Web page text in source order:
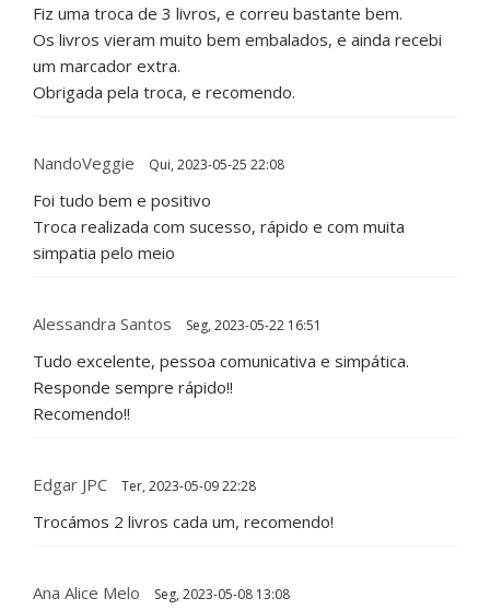
Fiz uma troca de 3 livros, e correu bastante bem.
Os livros vieram muito bem embalados, e ainda recebi
um marcador extra.
Obrigada pela troca, e recomendo.
NandoVeggie Qui, 2023-05-25 22:08
Foi tudo bem e positivo
Troca realizada com sucesso, rápido e com muita
simpatia pelo meio
Alessandra Santos Seg, 2023-05-22 16:51
Tudo excelente, pessoa comunicativa e simpática.
Responde sempre rápido!!
Recomendo!!
Edgar JPC Ter, 2023-05-09 22:28
Trocámos 2 livros cada um, recomendo!
Ana Alice Melo Seg, 2023-05-08 13:08